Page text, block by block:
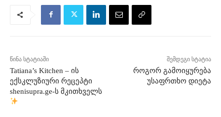
წინა სტატიაში
Tatiana’s Kitchen – ის
ექსკლუზიური რეცეპტი
shenisupra.ge-ს მკითხველს
შემდეგი სტატია
როგორ გამოიყურება
უსაფრთხო დიეტა